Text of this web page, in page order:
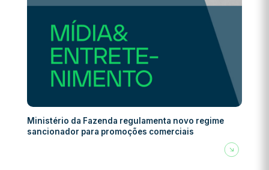
Ministério da Fazenda regulamenta novo regime
sancionador para promoções comerciais